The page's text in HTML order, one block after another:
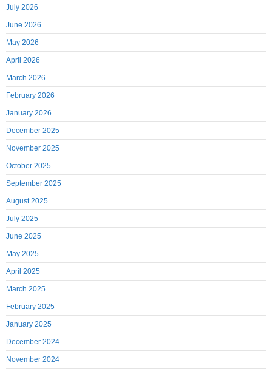
July 2026
June 2026
May 2026
April 2026
March 2026
February 2026
January 2026
December 2025
November 2025
October 2025
September 2025
August 2025
July 2025
June 2025
May 2025
April 2025
March 2025
February 2025
January 2025
December 2024
November 2024